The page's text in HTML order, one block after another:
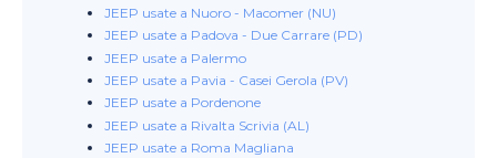
JEEP usate a Nuoro - Macomer (NU)
JEEP usate a Padova - Due Carrare (PD)
JEEP usate a Palermo
JEEP usate a Pavia - Casei Gerola (PV)
JEEP usate a Pordenone
JEEP usate a Rivalta Scrivia (AL)
JEEP usate a Roma Magliana